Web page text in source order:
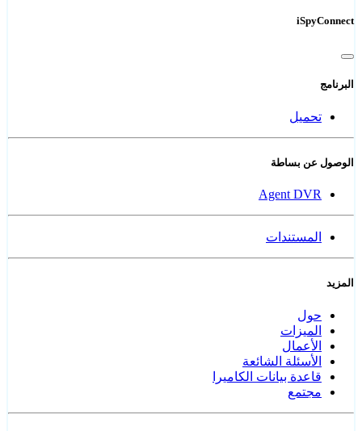
iSpyConnect
البرنامج
تحميل
الوصول عن بساطة
Agent DVR
المستندات
المزيد
حول
الميزات
الأعمال
الأسئلة الشائعة
قاعدة بيانات الكاميرا
مجتمع